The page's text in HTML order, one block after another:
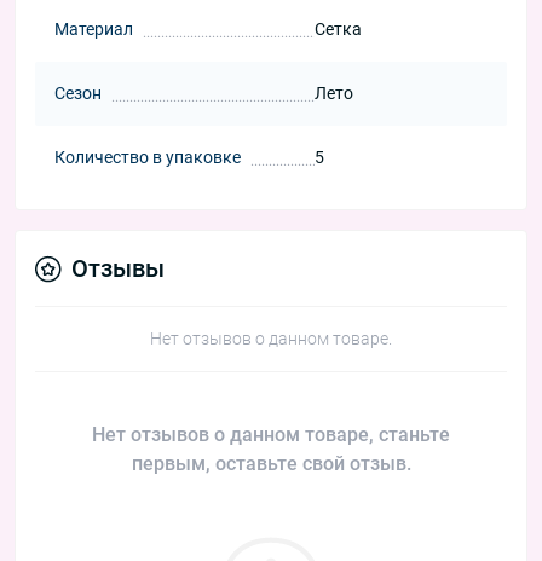
Материал Сетка
Сезон Лето
Количество в упаковке 5
Отзывы
Нет отзывов о данном товаре.
Нет отзывов о данном товаре, станьте
первым, оставьте свой отзыв.